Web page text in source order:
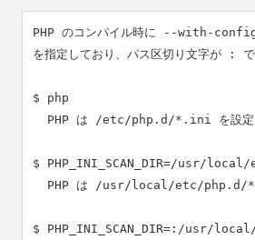
PHP のコンパイル時に --with-
を指定しており、パス区切り文字が :
$ php
PHP は /etc/php.d/*.ini を設定
$ PHP_INI_SCAN_DIR=/usr/
PHP は /usr/local/etc/php.d/
$ PHP_INI_SCAN_DIR=:/usr/